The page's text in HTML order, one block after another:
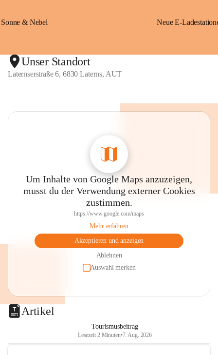
Sonne & Nebel
Unser Standort
Laternserstraße 6, 6830 Laterns, AUT
Um Inhalte von Google Maps anzuzeigen,
musst du der Verwendung externer Cookies
zustimmen.
https://www.google.com/maps
Mehr erfahren
Akzeptieren und anzeigen
Ablehnen
Auswahl merken
Artikel
Tourismusbeitrag
Lesezeit 2 Minuten•7. Aug. 2026